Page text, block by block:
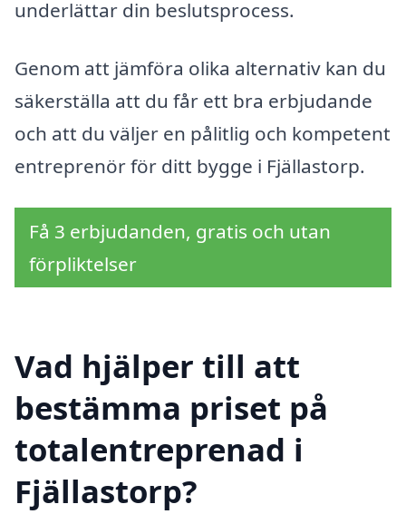
underlättar din beslutsprocess.
Genom att jämföra olika alternativ kan du
säkerställa att du får ett bra erbjudande
och att du väljer en pålitlig och kompetent
entreprenör för ditt bygge i Fjällastorp.
Få 3 erbjudanden, gratis och utan
förpliktelser
Vad hjälper till att
bestämma priset på
totalentreprenad i
Fjällastorp?